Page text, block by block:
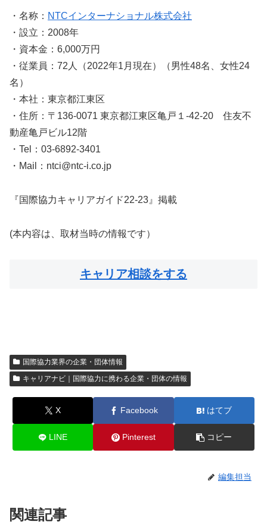
・名称： NTCインターナショナル株式会社
・設立：2008年
・資本金：6,000万円
・従業員：72人（2022年1月現在）（男性48名、女性24
名）
・本社：東京都江東区
・住所：〒136-0071 東京都江東区亀戸１-42-20 住友不
動産亀戸ビル12階
・Tel：03-6892-3401
・Mail：ntci@ntc-i.co.jp
『国際協力キャリアガイド22-23』掲載
(本内容は、取材当時の情報です）
キャリア相談をする
国際協力業界の企業・団体情報
キャリアナビ｜国際協力に携わる企業・団体の情報
X Facebook はてブ
LINE Pinterest コピー
編集担当
関連記事